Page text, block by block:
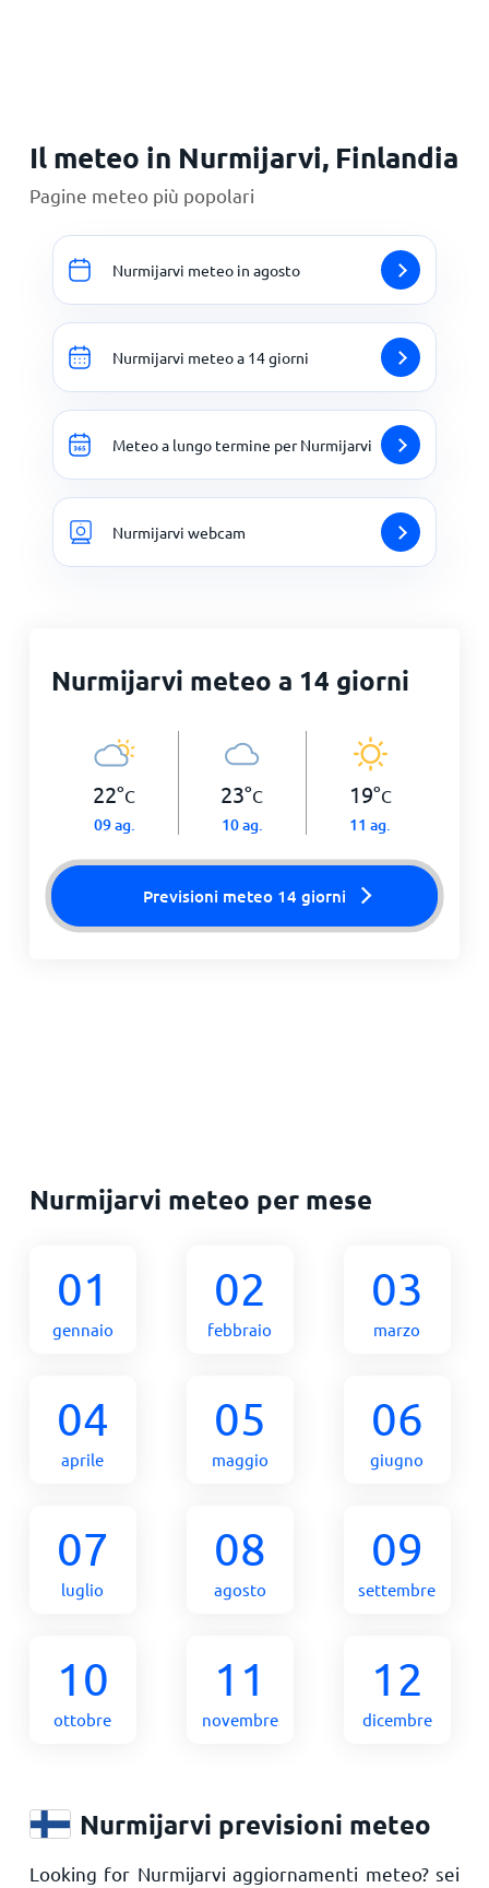
Il meteo in Nurmijarvi, Finlandia
Pagine meteo più popolari
Nurmijarvi meteo in agosto
Nurmijarvi meteo a 14 giorni
Meteo a lungo termine per Nurmijarvi
Nurmijarvi webcam
Nurmijarvi meteo a 14 giorni
22°C
09 ag.
23°C
10 ag.
19°C
11 ag.
Previsioni meteo 14 giorni
Nurmijarvi meteo per mese
01
gennaio
02
febbraio
03
marzo
04
aprile
05
maggio
06
giugno
07
luglio
08
agosto
09
settembre
10
ottobre
11
novembre
12
dicembre
Nurmijarvi previsioni meteo
Looking for Nurmijarvi aggiornamenti meteo? sei